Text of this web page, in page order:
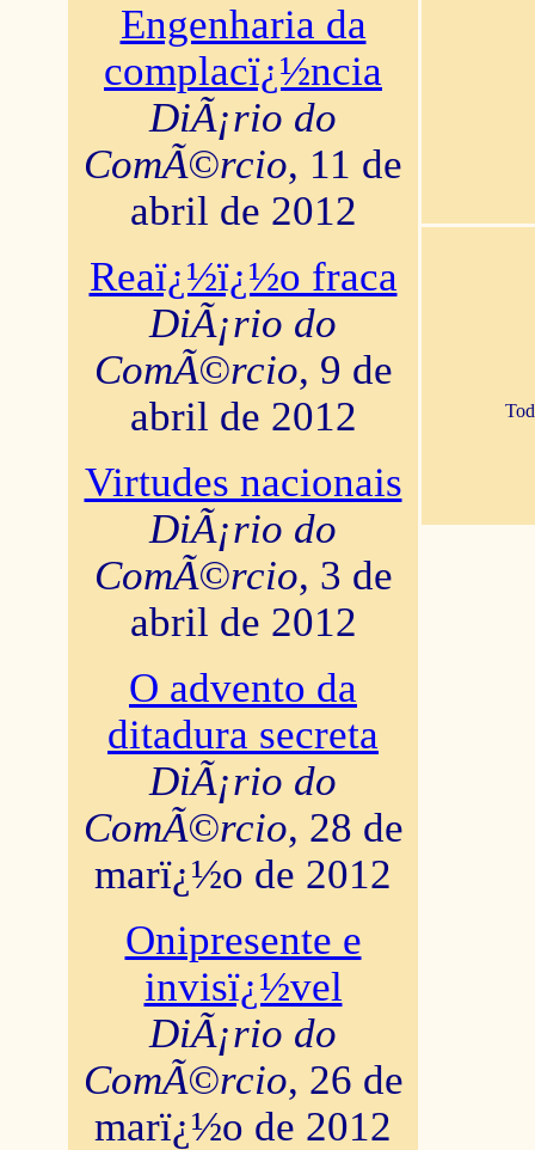
Engenharia da
complacï¿½ncia
DiÃ¡rio do
ComÃ©rcio, 11 de
abril de 2012
Reaï¿½ï¿½o fraca
DiÃ¡rio do
ComÃ©rcio, 9 de
abril de 2012
Virtudes nacionais
DiÃ¡rio do
ComÃ©rcio, 3 de
abril de 2012
O advento da
ditadura secreta
DiÃ¡rio do
ComÃ©rcio, 28 de
marï¿½o de 2012
Onipresente e
invisï¿½vel
DiÃ¡rio do
ComÃ©rcio, 26 de
marï¿½o de 2012